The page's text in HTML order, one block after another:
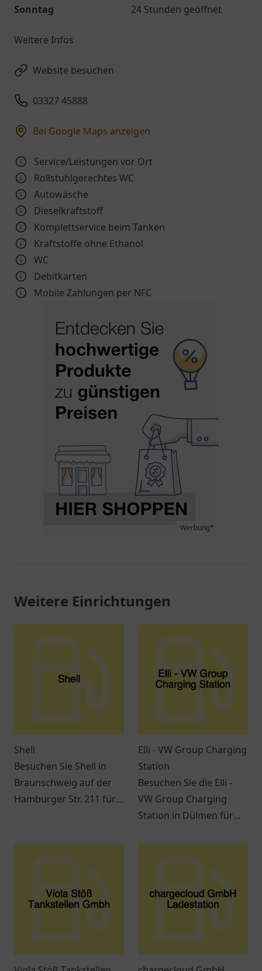
Sonntag
24 Stunden geöffnet
Weitere Infos
Website besuchen
03327 45888
Bei Google Maps anzeigen
Service/Leistungen vor Ort
Rollstuhlgerechtes WC
Autowäsche
Dieselkraftstoff
Komplettservice beim Tanken
Kraftstoffe ohne Ethanol
WC
Debitkarten
Mobile Zahlungen per NFC
Werbung*
Weitere Einrichtungen
Shell
Besuchen Sie Shell in
Braunschweig auf der
Hamburger Str. 211 für
Dienstleistungen
Elli - VW Group Charging
Station
Besuchen Sie die Elli -
VW Group Charging
Station in Dülmen für
Ladelösung für